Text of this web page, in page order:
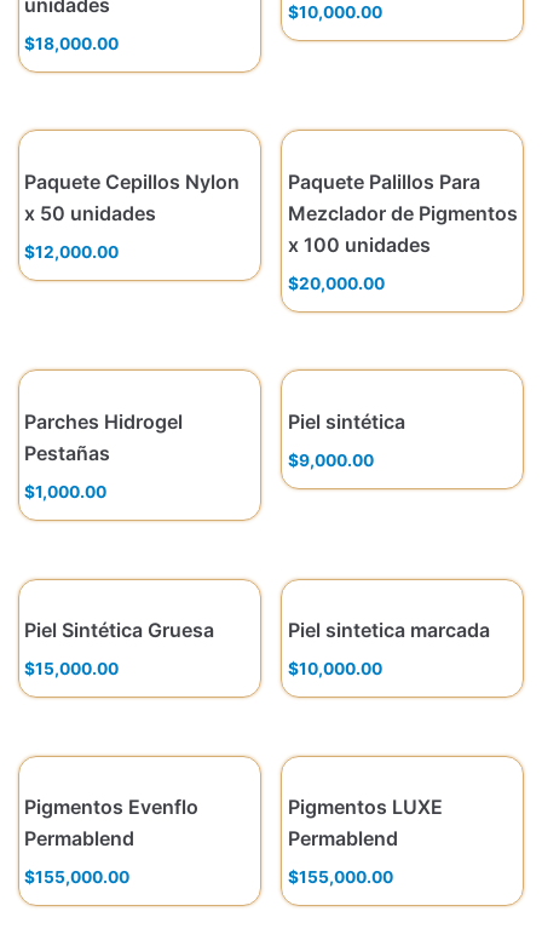
$18,000.00
$10,000.00
Paquete Cepillos Nylon
x 50 unidades
$12,000.00
Paquete Palillos Para
Mezclador de Pigmentos
x 100 unidades
$20,000.00
Parches Hidrogel
Pestañas
$1,000.00
Piel sintética
$9,000.00
Piel Sintética Gruesa
$15,000.00
Piel sintetica marcada
$10,000.00
Pigmentos Evenflo
Permablend
$155,000.00
Pigmentos LUXE
Permablend
$155,000.00